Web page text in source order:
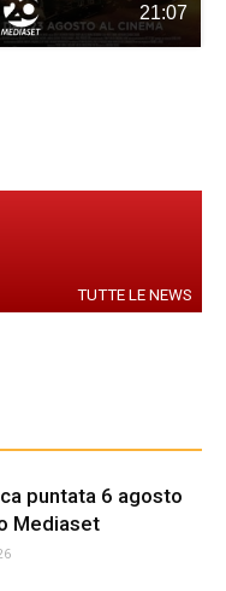
21:07
TUTTE LE NEWS
puntata 6 agosto
Mediaset